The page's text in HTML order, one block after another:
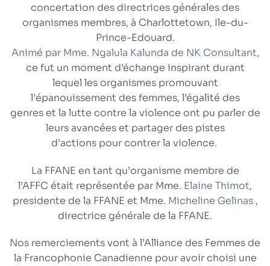
concertation des directrices générales des
organismes membres, à Charlottetown, Ile-du-
Prince-Edouard.
Animé par Mme. Ngalula Kalunda de NK Consultant,
ce fut un moment d’échange inspirant durant
lequel les organismes promouvant
l’épanouissement des femmes, l’égalité des
genreset la lutte contre la violence ont pu parler de
leursavancéeset partager des pistes
d’actions pour contrer la violence.
La FFANE en tant qu’organisme membre de
l’AFFC était représentée par Mme. Elaine Thimot,
presidente de la FFANE et Mme. Micheline Gelinas,
directrice générale de la FFANE.
Nos remerciements vont à l’Alliance des Femmes de
la Francophonie Canadienne pour avoir choisi une